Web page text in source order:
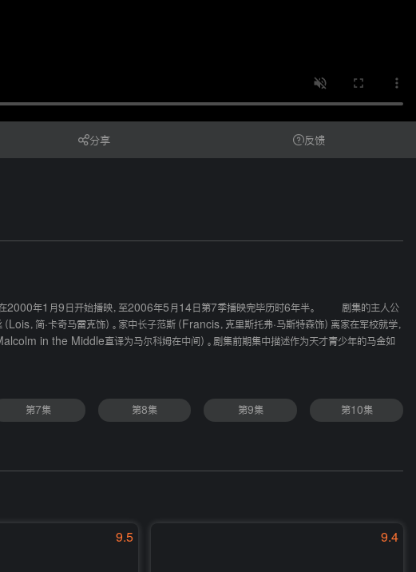
分享 反馈
集在2000年1月9日开始播映，至2006年5月14日第7季播映完毕历时6年半。 剧集的主人公
，简·卡奇马雷克饰）。家中长子范斯（Francis，克里斯托弗·马斯特森饰）离家在军校就学，
Malcolm in the Middle直译为马尔科姆在中间）。剧集前期集中描述作为天才青少年的马金如
第7集 第8集 第9集 第10集
9.5 9.4